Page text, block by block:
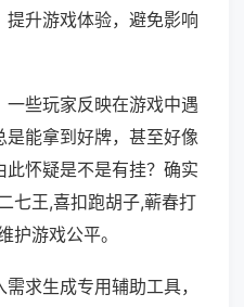
升游戏体验，避免影响
些玩家反映在游戏中遇
能拿到好牌，甚至好像
怀疑是不是有挂？确实
七王,喜扣跑胡子,蕲春打
护游戏公平。
求生成专用辅助工具，